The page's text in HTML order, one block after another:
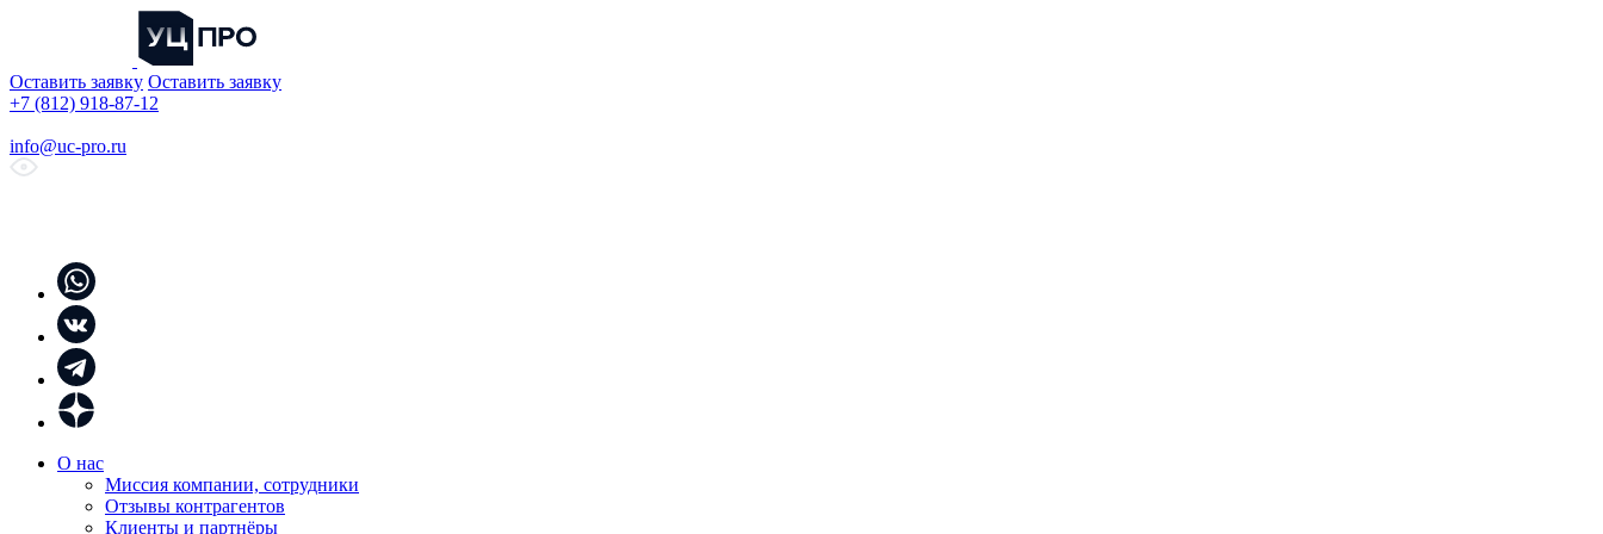
Оставить заявку Оставить заявку
+7 (812) 918-87-12
info@uc-pro.ru
О нас
Миссия компании, сотрудники
Отзывы контрагентов
Клиенты и партнёры